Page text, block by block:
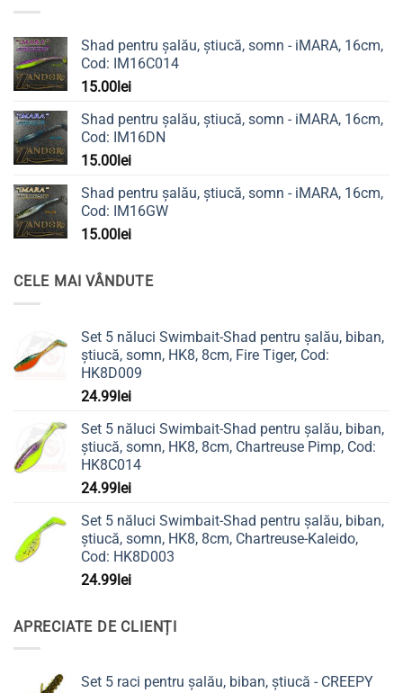
Shad pentru șalău, știucă, somn - iMARA, 16cm,
Cod: IM16C014
15.00 lei
Shad pentru șalău, știucă, somn - iMARA, 16cm,
Cod: IM16DN
15.00 lei
Shad pentru șalău, știucă, somn - iMARA, 16cm,
Cod: IM16GW
15.00 lei
CELE MAI VÂNDUTE
Set 5 năluci Swimbait-Shad pentru șalău, biban,
știucă, somn, HK8, 8cm, Fire Tiger, Cod:
HK8D009
24.99lei
Set 5 năluci Swimbait-Shad pentru șalău, biban,
știucă, somn, HK8, 8cm, Chartreuse Pimp, Cod:
HK8C014
24.99lei
Set 5 năluci Swimbait-Shad pentru șalău, biban,
știucă, somn, HK8, 8cm, Chartreuse-Kaleido,
Cod: HK8D003
24.99lei
APRECIATE DE CLIENȚI
Set 5 raci pentru șalău, biban, știucă - CREEPY